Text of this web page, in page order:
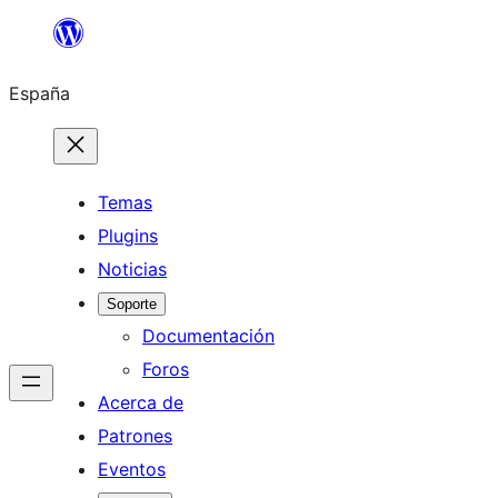
Saltar
contenido
España
Temas
Plugins
Noticias
Soporte
Documentación
Foros
Acerca de
Patrones
Eventos